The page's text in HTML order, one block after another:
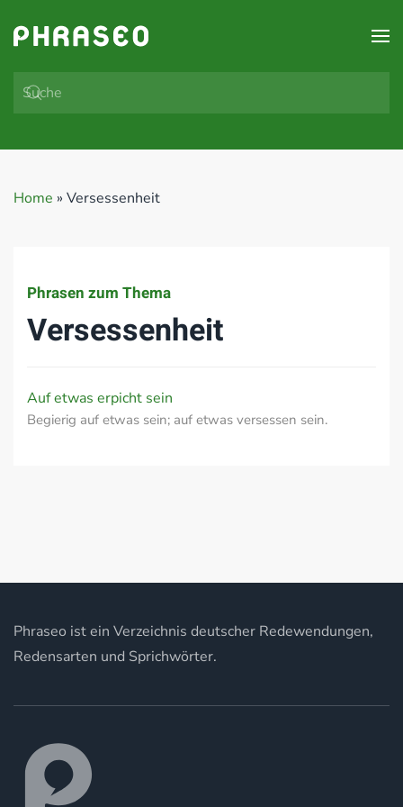
Zum Hauptinhalt springen
Home » Versessenheit
Phrasen zum Thema
Versessenheit
Auf etwas erpicht sein
Begierig auf etwas sein; auf etwas versessen sein.
Phraseo ist ein Verzeichnis deutscher Redewendungen,
Redensarten und Sprichwörter.